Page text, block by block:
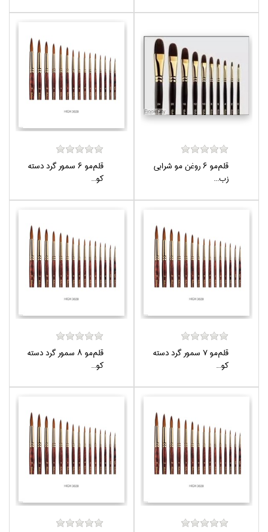
قلم‌مو 6 روغن مو شرابي
زب...
قلم‌مو 6 سمور گرد دسته
كو...
قلم‌مو 7 سمور گرد دسته
كو...
قلم‌مو 8 سمور گرد دسته
كو...